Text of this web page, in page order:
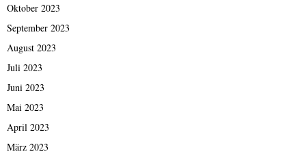
Oktober 2023
September 2023
August 2023
Juli 2023
Juni 2023
Mai 2023
April 2023
März 2023